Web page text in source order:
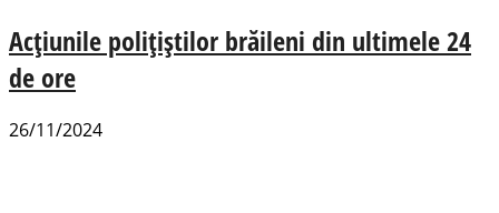
Acțiunile polițiștilor brăileni din ultimele 24
de ore
26/11/2024